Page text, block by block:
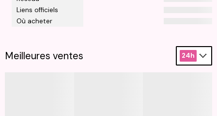
Liens officiels
Où acheter
Meilleures ventes 24h